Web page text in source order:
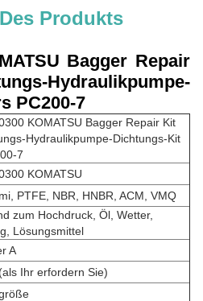
Produkts
Bagger Repair
Hydraulikpumpe-
PC200-7
KOMATSU Bagger Repair Kit
Hydraulikpumpe-Dichtungs-Kit
7
KOMATSU
PTFE, NBR, HNBR, ACM, VMQ
zum Hochdruck, Öl, Wetter,
Lösungsmittel
A
Ihr erfordern Sie)